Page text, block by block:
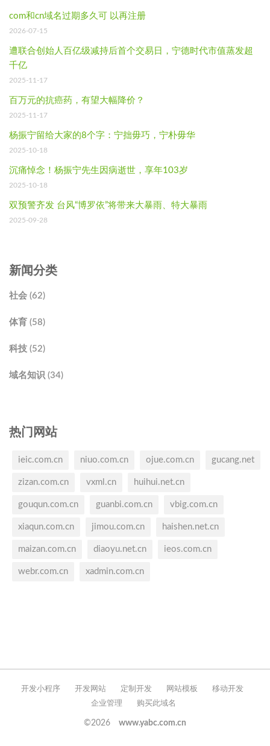
com和cn域名过期多久可 以再注册
2026-07-15
遭联合创始人百亿级减持后首个交易日，宁德时代市值蒸发超
千亿
2025-11-17
百万元的抗癌药，有望大幅降价？
2025-11-17
杨振宁留给大家的8个字：宁拙毋巧，宁朴毋华
2025-10-18
沉痛悼念！杨振宁先生因病逝世，享年103岁
2025-10-18
双预警齐发 台风“博罗依”将带来大暴雨、特大暴雨
2025-09-28
新闻分类
社会 (62)
体育 (58)
科技 (52)
域名知识 (34)
热门网站
ieic.com.cn niuo.com.cn ojue.com.cn gucang.net
zizan.com.cn vxml.cn huihui.net.cn
gouqun.com.cn guanbi.com.cn vbig.com.cn
xiaqun.com.cn jimou.com.cn haishen.net.cn
maizan.com.cn diaoyu.net.cn ieos.com.cn
webr.com.cn xadmin.com.cn
开发小程序 开发网站 定制开发 网站模板
移动开发
企业管理
购买此域名
©2026 www.yabc.com.cn